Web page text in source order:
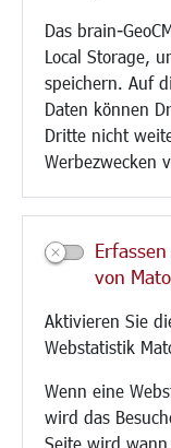
Das brain-
Local Storage,
speichern. Auf
Daten können
Dritte nicht
Werbezwecken
von
Aktivieren Sie
Webstatistik
Wenn eine
wird das
Seite wird
Verkehr/Mobilität
Glasfaserausbau
Aktuelle Baustellen
Paddelteich
CINDY S
Kultur/Freizeit/
Veranstaltungen
Neue Stadthalle
Bäder
Musikschule
Stadtbücherei
Stadtarchiv